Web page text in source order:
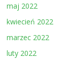
maj 2022
kwiecień 2022
marzec 2022
luty 2022